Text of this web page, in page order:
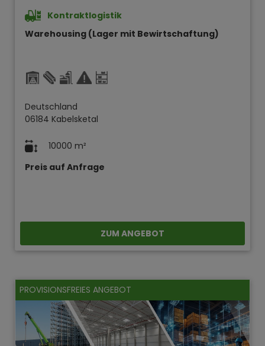
Kontraktlogistik
Warehousing (Lager mit Bewirtschaftung)
Deutschland
06184 Kabelsketal
10000 m²
Preis auf Anfrage
ZUM ANGEBOT
PROVISIONSFREIES ANGEBOT